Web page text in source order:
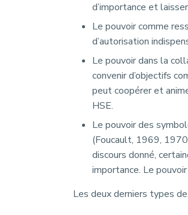
d’importance et
Le pouvoir comme
d’autorisation
Le pouvoir dans la
convenir d’objectifs
peut coopérer et
HSE.
Le pouvoir des
(Foucault, 1969,
discours donné,
importance. Le
Les deux derniers types